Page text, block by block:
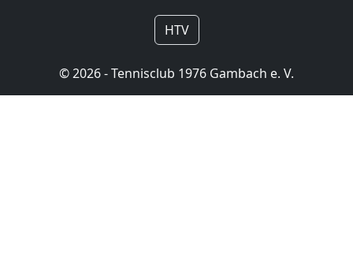
HTV
© 2026 - Tennisclub 1976 Gambach e. V.